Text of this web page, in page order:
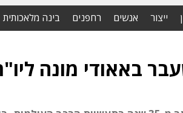
ייצור אנשים רחפנים בינה מלאכותית
באאודי מונה